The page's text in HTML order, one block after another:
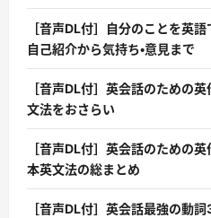
［音声DL付］自分のことを英
自己紹介から気持ち・意見まで
［音声DL付］英会話のための
文法をおさらい
［音声DL付］英会話のための
本英文法の総まとめ
［音声DL付］英会話最強の動